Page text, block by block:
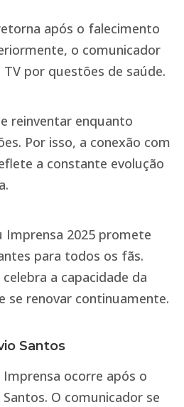
após o falecimento
o comunicador
por questões de saúde.
reinventar enquanto
Por isso, a conexão com
a constante evolução
Imprensa 2025 promete
para todos os fãs.
a capacidade da
se renovar continuamente.
Santos
ocorre após o
O comunicador se